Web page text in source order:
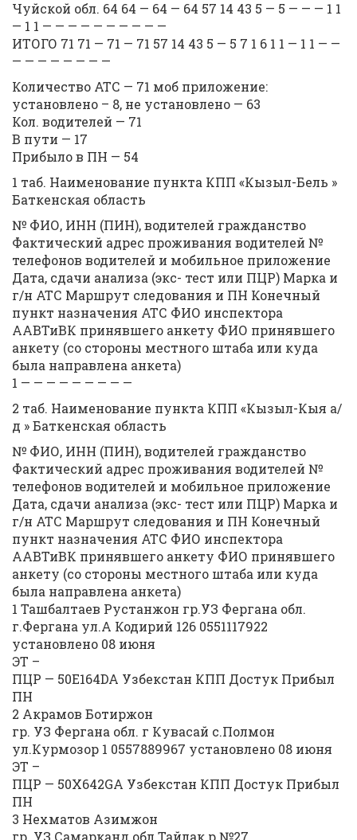
Чуйской обл. 64 64 — 64 — 64 57 14 43 5 — 5 — — — 1 1
— 1 1 — — — — — — — — — —
ИТОГО 71 71 — 71 — 71 57 14 43 5 — 5 7 1 6 1 1 — 1 1 — —
— — — — — — — —
Количество АТС — 71 моб приложение:
установлено – 8, не установлено — 63
Кол. водителей — 71
В пути — 17
Прибыло в ПН — 54
1 таб. Наименование пункта КПП «Кызыл-Бель »
Баткенская область
№ ФИО, ИНН (ПИН), водителей гражданство
Фактический адрес проживания водителей №
телефонов водителей и мобильное приложение
Дата, сдачи анализа (экс- тест или ПЦР) Марка и
г/н АТС Маршрут следования и ПН Конечный
пункт назначения АТС ФИО инспектора
ААВТиВК принявшего анкету ФИО принявшего
анкету (со стороны местного штаба или куда
была направлена анкета)
1 — — — — — — — — —
2 таб. Наименование пункта КПП «Кызыл-Кыя а/
д » Баткенская область
№ ФИО, ИНН (ПИН), водителей гражданство
Фактический адрес проживания водителей №
телефонов водителей и мобильное приложение
Дата, сдачи анализа (экс- тест или ПЦР) Марка и
г/н АТС Маршрут следования и ПН Конечный
пункт назначения АТС ФИО инспектора
ААВТиВК принявшего анкету ФИО принявшего
анкету (со стороны местного штаба или куда
была направлена анкета)
1 Ташбалтаев Рустанжон гр.УЗ Фергана обл.
г.Фергана ул.А Кодирий 126 0551117922
установлено 08 июня
ЭТ –
ПЦР — 50E164DA Узбекстан КПП Достук Прибыл
ПН
2 Акрамов Ботиржон
гр. УЗ Фергана обл. г Кувасай с.Полмон
ул.Курмозор 1 0557889967 установлено 08 июня
ЭТ –
ПЦР — 50X642GA Узбекстан КПП Достук Прибыл
ПН
3 Нехматов Азимжон
гр. УЗ Самарканд обл.Тайлак р.№27